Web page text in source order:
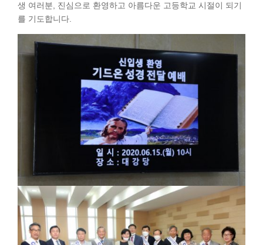
생 여러분, 진심으로 환영하고 아름다운 고등학교 시절이 되기
를 기도합니다.